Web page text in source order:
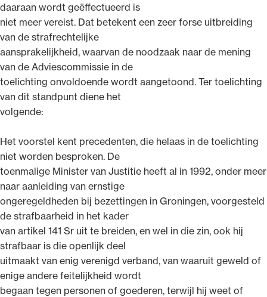
daaraan wordt geëffectueerd is
niet meer vereist. Dat betekent een zeer forse uitbreiding
van de strafrechtelijke
aansprakelijkheid, waarvan de noodzaak naar de mening
van de Adviescommissie in de
toelichting onvoldoende wordt aangetoond. Ter toelichting
van dit standpunt diene het
volgende:
Het voorstel kent precedenten, die helaas in de toelichting
niet worden besproken. De
toenmalige Minister van Justitie heeft al in 1992, onder meer
naar aanleiding van ernstige
ongeregeldheden bij bezettingen in Groningen, voorgesteld
de strafbaarheid in het kader
van artikel 141 Sr uit te breiden, en wel in die zin, ook hij
strafbaar is die openlijk deel
uitmaakt van enig verenigd verband, van waaruit geweld of
enige andere feitelijkheid wordt
begaan tegen personen of goederen, terwijl hij weet of